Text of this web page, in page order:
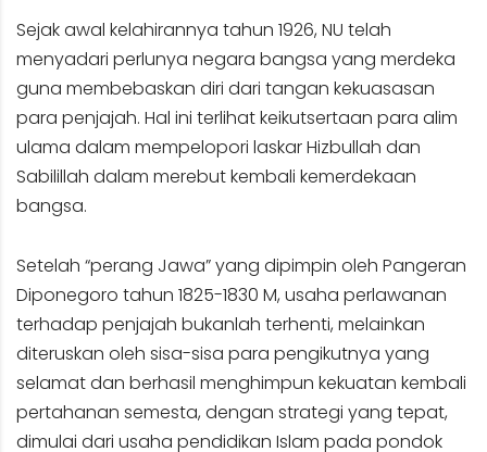
Sejak awal kelahirannya tahun 1926, NU telah
menyadari perlunya negara bangsa yang merdeka
guna membebaskan diri dari tangan kekuasasan
para penjajah. Hal ini terlihat keikutsertaan para alim
ulama dalam mempelopori laskar Hizbullah dan
Sabilillah dalam merebut kembali kemerdekaan
bangsa.
Setelah “perang Jawa” yang dipimpin oleh Pangeran
Diponegoro tahun 1825-1830 M, usaha perlawanan
terhadap penjajah bukanlah terhenti, melainkan
diteruskan oleh sisa-sisa para pengikutnya yang
selamat dan berhasil menghimpun kekuatan kembali
pertahanan semesta, dengan strategi yang tepat,
dimulai dari usaha pendidikan Islam pada pondok